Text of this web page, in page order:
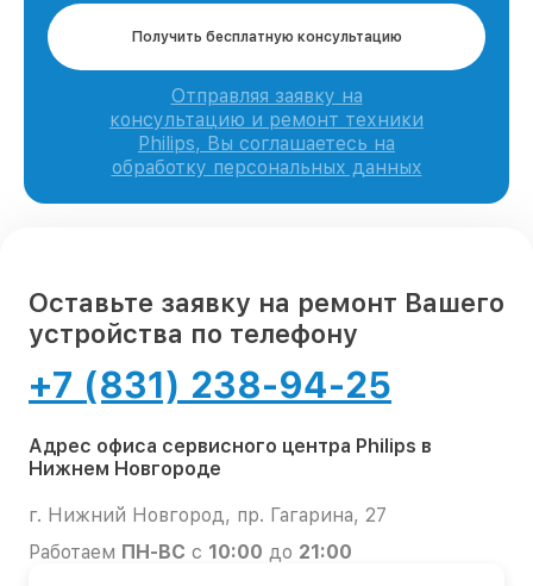
Получить бесплатную консультацию
Отправляя заявку на
консультацию и ремонт техники
Philips, Вы соглашаетесь на
обработку персональных данных
Оставьте заявку на ремонт Вашего
устройства по телефону
+7 (831) 238-94-25
Адрес офиса сервисного центра Philips в
Нижнем Новгороде
г. Нижний Новгород, пр. Гагарина, 27
Работаем ПН-ВС с 10:00 до 21:00